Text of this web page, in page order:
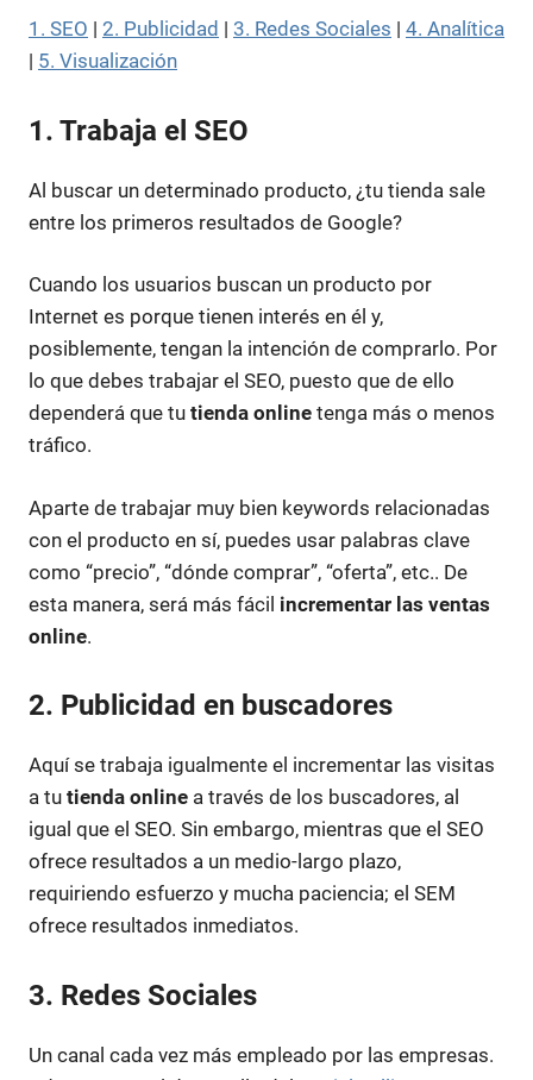
1. SEO | 2. Publicidad | 3. Redes Sociales | 4. Analítica
| 5. Visualización
1. Trabaja el SEO
Al buscar un determinado producto, ¿tu tienda sale
entre los primeros resultados de Google?
Cuando los usuarios buscan un producto por
Internet es porque tienen interés en él y,
posiblemente, tengan la intención de comprarlo. Por
lo que debes trabajar el SEO, puesto que de ello
dependerá que tu tienda online tenga más o menos
tráfico.
Aparte de trabajar muy bien keywords relacionadas
con el producto en sí, puedes usar palabras clave
como “precio”, “dónde comprar”, “oferta”, etc.. De
esta manera, será más fácil incrementar las ventas
online.
2. Publicidad en buscadores
Aquí se trabaja igualmente el incrementar las visitas
a tu tienda online a través de los buscadores, al
igual que el SEO. Sin embargo, mientras que el SEO
ofrece resultados a un medio-largo plazo,
requiriendo esfuerzo y mucha paciencia; el SEM
ofrece resultados inmediatos.
3. Redes Sociales
Un canal cada vez más empleado por las empresas.